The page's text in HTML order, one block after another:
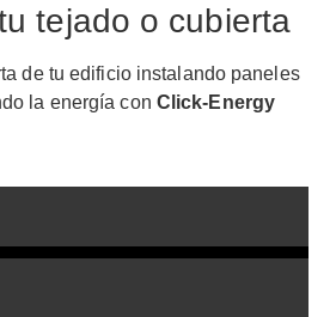
tejado o cubierta
de tu edificio instalando paneles
la energía con Click-Energy